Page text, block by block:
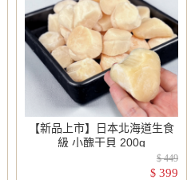
【新品上市】日本北海道生食
級 小醜干貝 200g
$ 449
$ 399